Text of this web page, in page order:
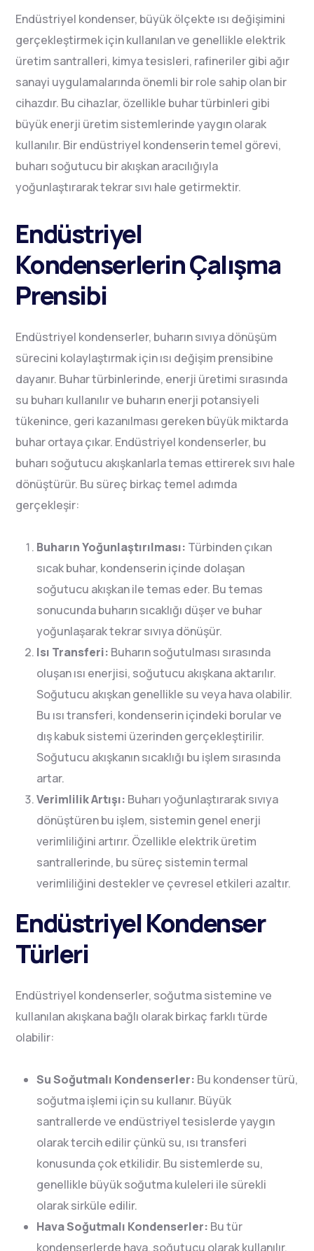
Endüstriyel kondenser, büyük ölçekte ısı değişimini
gerçekleştirmek için kullanılan ve genellikle elektrik
üretim santralleri, kimya tesisleri, rafineriler gibi ağır
sanayi uygulamalarında önemli bir role sahip olan bir
cihazdır. Bu cihazlar, özellikle buhar türbinleri gibi
büyük enerji üretim sistemlerinde yaygın olarak
kullanılır. Bir endüstriyel kondenserin temel görevi,
buharı soğutucu bir akışkan aracılığıyla
yoğunlaştırarak tekrar sıvı hale getirmektir.
Endüstriyel
Kondenserlerin Çalışma
Prensibi
Endüstriyel kondenserler, buharın sıvıya dönüşüm
sürecini kolaylaştırmak için ısı değişim prensibine
dayanır. Buhar türbinlerinde, enerji üretimi sırasında
su buharı kullanılır ve buharın enerji potansiyeli
tükenince, geri kazanılması gereken büyük miktarda
buhar ortaya çıkar. Endüstriyel kondenserler, bu
buharı soğutucu akışkanlarla temas ettirerek sıvı hale
dönüştürür. Bu süreç birkaç temel adımda
gerçekleşir:
Buharın Yoğunlaştırılması: Türbinden çıkan
sıcak buhar, kondenserin içinde dolaşan
soğutucu akışkan ile temas eder. Bu temas
sonucunda buharın sıcaklığı düşer ve buhar
yoğunlaşarak tekrar sıvıya dönüşür.
Isı Transferi: Buharın soğutulması sırasında
oluşan ısı enerjisi, soğutucu akışkana aktarılır.
Soğutucu akışkan genellikle su veya hava olabilir.
Bu ısı transferi, kondenserin içindeki borular ve
dış kabuk sistemi üzerinden gerçekleştirilir.
Soğutucu akışkanın sıcaklığı bu işlem sırasında
artar.
Verimlilik Artışı: Buharı yoğunlaştırarak sıvıya
dönüştüren bu işlem, sistemin genel enerji
verimliliğini artırır. Özellikle elektrik üretim
santrallerinde, bu süreç sistemin termal
verimliliğini destekler ve çevresel etkileri azaltır.
Endüstriyel Kondenser
Türleri
Endüstriyel kondenserler, soğutma sistemine ve
kullanılan akışkana bağlı olarak birkaç farklı türde
olabilir:
Su Soğutmalı Kondenserler: Bu kondenser türü,
soğutma işlemi için su kullanır. Büyük
santrallerde ve endüstriyel tesislerde yaygın
olarak tercih edilir çünkü su, ısı transferi
konusunda çok etkilidir. Bu sistemlerde su,
genellikle büyük soğutma kuleleri ile sürekli
olarak sirküle edilir.
Hava Soğutmalı Kondenserler: Bu tür
kondenserlerde hava, soğutucu olarak kullanılır.